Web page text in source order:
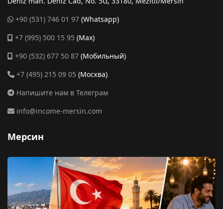
+90 (531) 746 01 97 (Whatsapp)
+7 (995) 500 15 95 (Max)
+90 (532) 677 50 87 (Мобильный)
+7 (495) 215 09 05 (Москва)
Напишите нам в Телеграм
info@income-mersin.com
Мерсин